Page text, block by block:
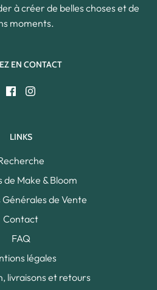
à créer de belles choses et de
moments.
EN CONTACT
LINKS
de Make & Bloom
de Vente
Contact
FAQ
légales
livraisons et retours